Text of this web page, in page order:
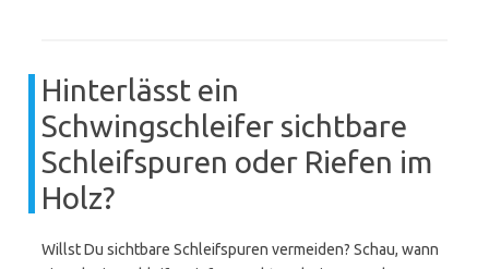
Hinterlässt ein
Schwingschleifer sichtbare
Schleifspuren oder Riefen im
Holz?
Willst Du sichtbare Schleifspuren vermeiden? Schau, wann